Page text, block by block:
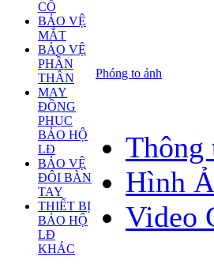
CỔ
BẢO VỆ
MẮT
BẢO VỆ
PHẦN
THÂN
MAY
ĐỒNG
PHỤC
BẢO HỘ
LĐ
BẢO VỆ
ĐÔI BÀN
TAY
THIẾT BỊ
BẢO HỘ
LĐ
KHÁC
Phóng to ảnh
Thông
Hình
Video